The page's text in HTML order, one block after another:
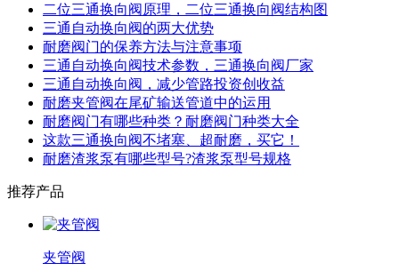
二位三通换向阀原理，二位三通换向阀结构图
三通自动换向阀的两大优势
耐磨阀门的保养方法与注意事项
三通自动换向阀技术参数，三通换向阀厂家
三通自动换向阀，减少管路投资创收益
耐磨夹管阀在尾矿输送管道中的运用
耐磨阀门有哪些种类？耐磨阀门种类大全
这款三通换向阀不堵塞、超耐磨，买它！
耐磨渣浆泵有哪些型号?渣浆泵型号规格
推荐产品
夹管阀